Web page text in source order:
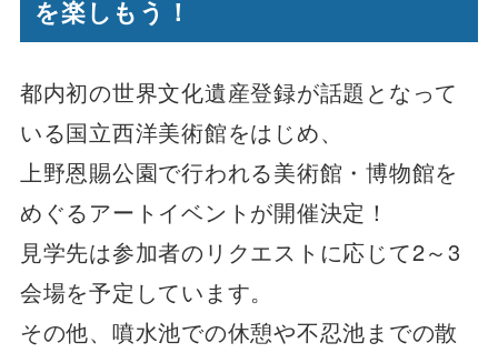
を楽しもう！
都内初の世界文化遺産登録が話題となって
いる国立西洋美術館をはじめ、
上野恩賜公園で行われる美術館・博物館を
めぐるアートイベントが開催決定！
見学先は参加者のリクエストに応じて2～3
会場を予定しています。
その他、噴水池での休憩や不忍池までの散